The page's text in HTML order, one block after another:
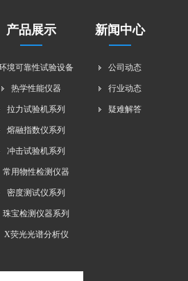
产品展示
境可靠性试验设备
热学性能仪器
拉力试验机系列
熔融指数仪系列
冲击试验机系列
常用物性检测仪器
密度测试仪系列
珠宝检测仪器系列
X荧光光谱分析仪
新闻中心
公司动态
行业动态
疑难解答